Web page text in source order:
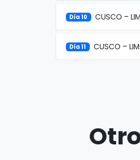
Día 10 CUSCO –
Día 11 CUSCO –